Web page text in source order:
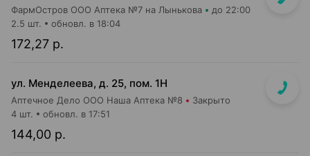
ФармОстров ООО Аптека №7 на Лынькова до 22:00
172,27 р.
2.5 шт. обновл. в 18:04
ул. Менделеева, д. 25, пом. 1Н
Аптечное Дело ООО Наша Аптека №8 Закрыто
144,00 р.
4 шт. обновл. в 17:51